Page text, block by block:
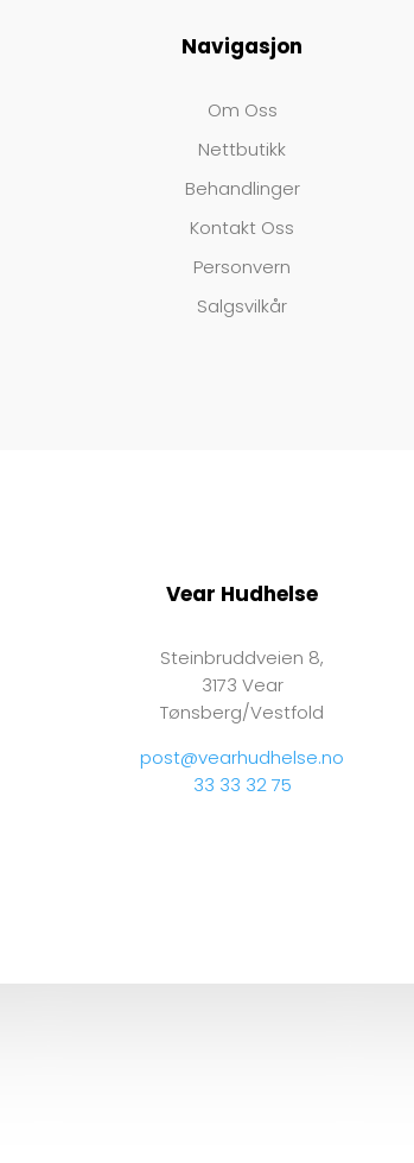
Navigasjon
Om Oss
Nettbutikk
Behandlinger
Kontakt Oss
Personvern
Salgsvilkår
Vear Hudhelse
Steinbruddveien 8,
3173 Vear
Tønsberg/Vestfold
post@vearhudhelse.no
33 33 32 75